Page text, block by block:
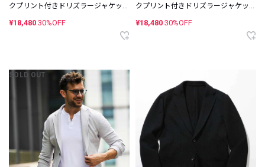
クプリント付きドリズラージャケッ
¥18,480 30%OFF
クプリント付きドリズラージャケッ
¥18,480 30%OFF
SOLD OUT